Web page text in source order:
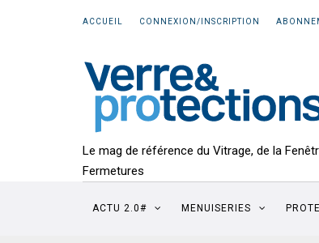
ACCUEIL CONNEXION/INSCRIPTION
Le mag de référence du Vitrage, de la
Fermetures
ACTU 2.0# MENUISERIES